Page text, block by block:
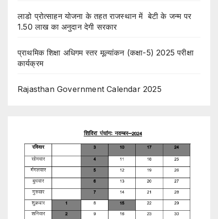
लाडो प्रोत्साहन योजना के तहत राजस्थान में बेटी के जन्म पर
1.50 लाख का अनुदान देगी सरकार
प्राथमिक शिक्षा अधिगम स्तर मूल्यांकन (कक्षा-5) 2025 परीक्षा
कार्यक्रम
Rajasthan Government Calendar 2025